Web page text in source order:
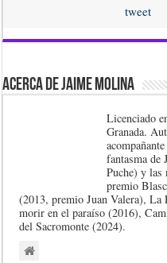
tweet
Acerca de Jaime Molina
Licenciado
Granada.
fantasma de
Puche) y las
premio
(2013, premio Juan Valera),
morir en el paraíso (2016),
del Sacromonte (2024).